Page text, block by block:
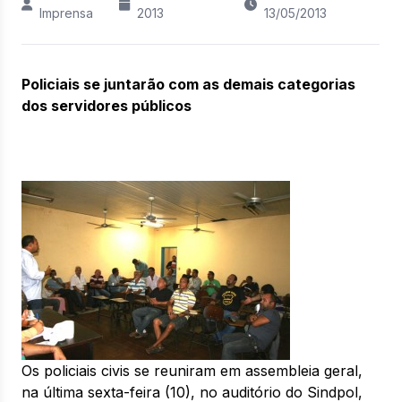
Imprensa
2013
13/05/2013
Policiais se juntarão com as demais categorias
dos servidores públicos
Os policiais civis se reuniram em assembleia geral,
na última sexta-feira (10), no auditório do Sindpol,